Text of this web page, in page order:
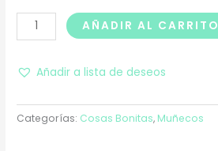
AÑADIR AL CARRITO
Añadir a lista de deseos
Categorías: Cosas Bonitas, Muñecos